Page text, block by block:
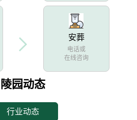
安葬
电话或
在线咨询
陵园动态
行业动态